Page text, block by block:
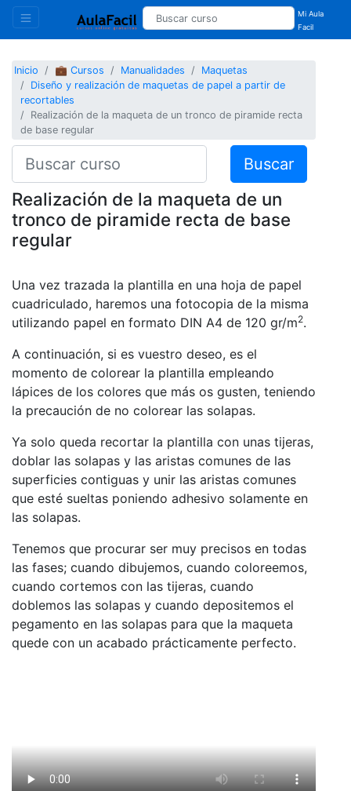
Mi Aula
Facil
Inicio 💼 Cursos Manualidades
Maquetas
Diseño y realización de maquetas de papel a partir de
recortables
Realización de la maqueta de un tronco de piramide recta
de base regular
Buscar
Realización de la maqueta de un
tronco de piramide recta de base
regular
Una vez trazada la plantilla en una hoja de papel
cuadriculado, haremos una fotocopia de la misma
utilizando papel en formato DIN A4 de 120 gr/m2.
A continuación, si es vuestro deseo, es el
momento de colorear la plantilla empleando
lápices de los colores que más os gusten, teniendo
la precaución de no colorear las solapas.
Ya solo queda recortar la plantilla con unas tijeras,
doblar las solapas y las aristas comunes de las
superficies contiguas y unir las aristas comunes
que esté sueltas poniendo adhesivo solamente en
las solapas.
Tenemos que procurar ser muy precisos en todas
las fases; cuando dibujemos, cuando coloreemos,
cuando cortemos con las tijeras, cuando
doblemos las solapas y cuando depositemos el
pegamento en las solapas para que la maqueta
quede con un acabado prácticamente perfecto.